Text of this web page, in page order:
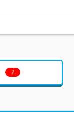
2